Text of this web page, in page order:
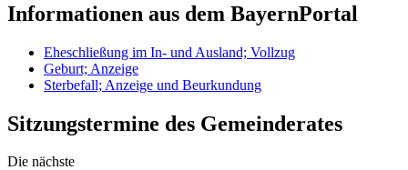
Informationen aus dem BayernPortal
Eheschließung im In- und Ausland; Vollzug
Geburt; Anzeige
Sterbefall; Anzeige und Beurkundung
Sitzungstermine des Gemeinderates
Die nächste